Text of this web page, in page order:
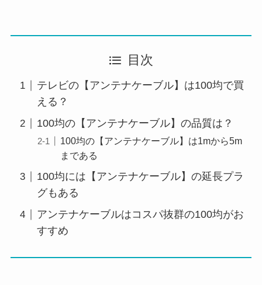
目次
テレビの【アンテナケーブル】は100均で買
える？
100均の【アンテナケーブル】の品質は？
100均の【アンテナケーブル】は1mから5m
まである
100均には【アンテナケーブル】の延長プラ
グもある
アンテナケーブルはコスパ抜群の100均がお
すすめ